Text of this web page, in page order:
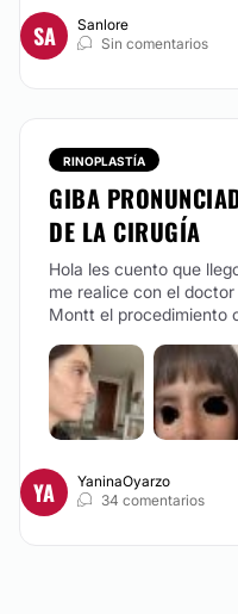
SA
Sanlore
Sin comentarios
RINOPLASTÍA
GIBA
DE LA CIRUGÍA
Hola les cuento que
me realice con el
Montt el procedimiento
YA
YaninaOyarzo
34 comentarios